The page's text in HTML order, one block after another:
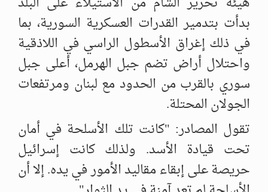
بدأت بتدمير القدرات العسكرية السورية، بما
في ذلك إغراق الأسطول ‏الراسي في اللاذقية
واحتلال أراض تضم جبل الهرمل، أعلى جبل
سوري ‏بالقرب من الحدود مع لبنان ومرتفعات
الجولان المحتلة. ‏
تقول المصادر: "كانت تلك الأسلحة في أمان
تحت قيادة الأسد. ولذلك كانت ‏إسرائيل
حريصة على إبقاء مقاليد الأمور في يده. إلا أن